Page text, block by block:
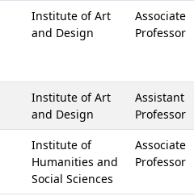
Institute of Art
and Design
Associate
Professor
Institute of Art
and Design
Assistant
Professor
Institute of
Humanities and
Social Sciences
Associate
Professor